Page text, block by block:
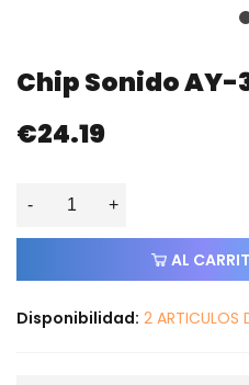
Chip Sonido AY-
€24.19
- +
AL
Disponibilidad: 2 ARTICULOS